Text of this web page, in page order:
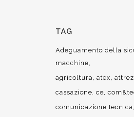
TAG
Adeguamento della
macchine
agricoltura atex
cassazione ce
comunicazione tecnica